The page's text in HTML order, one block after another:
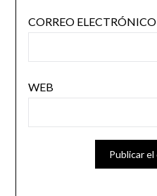
CORREO ELECTRÓNICO
WEB